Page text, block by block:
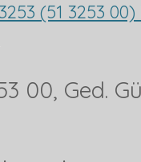
(51 3253
00, Ged.